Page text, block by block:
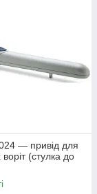
— привід для
(стулка до